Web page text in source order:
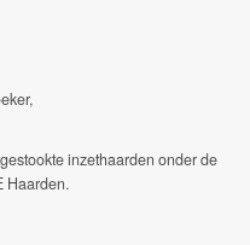
inzethaarden onder de
Haarden.